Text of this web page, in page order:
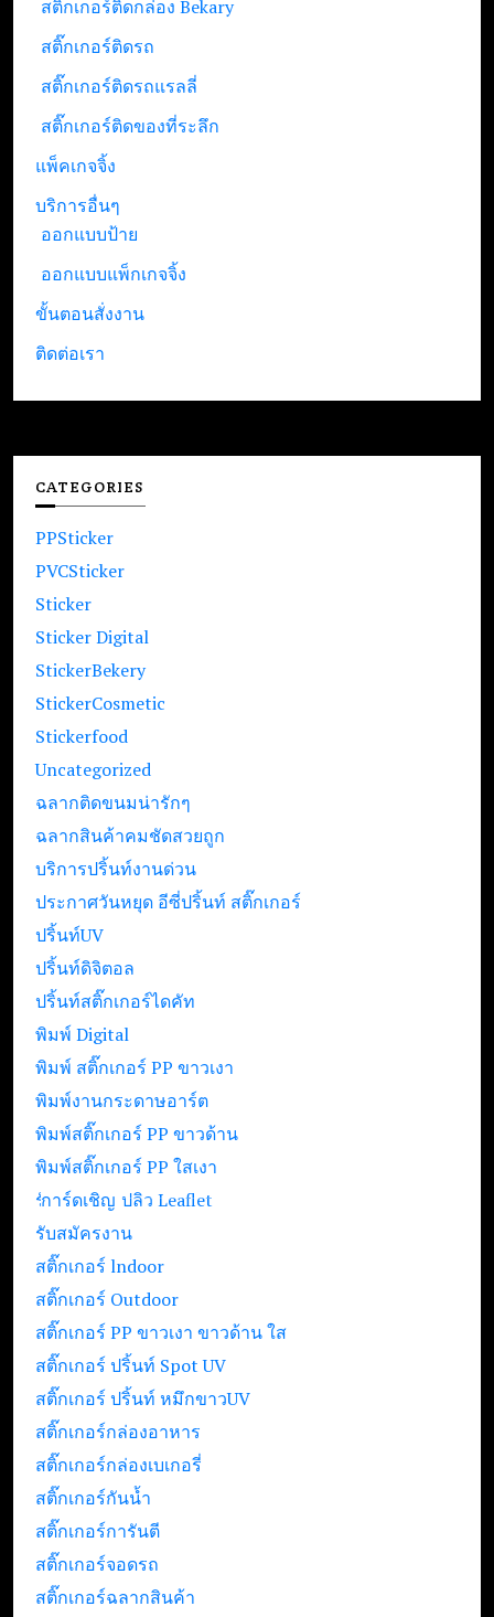
สติ๊กเกอร์ติดกล่อง Bekary
สติ๊กเกอร์ติดรถ
สติ๊กเกอร์ติดรถแรลลี่
สติ๊กเกอร์ติดของที่ระลึก
แพ็คเกจจิ้ง
บริการอื่นๆ
ออกแบบป้าย
ออกแบบแพ็กเกจจิ้ง
ขั้นตอนสั่งงาน
ติดต่อเรา
CATEGORIES
PPSticker
PVCSticker
Sticker
Sticker Digital
StickerBekery
StickerCosmetic
Stickerfood
Uncategorized
ฉลากติดขนมน่ารักๆ
ฉลากสินค้าคมชัดสวยถูก
บริการปริ้นท์งานด่วน
ประกาศวันหยุด อีซี่ปริ้นท์ สติ๊กเกอร์
ปริ้นท์UV
ปริ้นท์ดิจิตอล
ปริ้นท์สติ๊กเกอร์ไดคัท
พิมพ์ Digital
พิมพ์ สติ๊กเกอร์ PP ขาวเงา
พิมพ์งานกระดาษอาร์ต
พิมพ์สติ๊กเกอร์ PP ขาวด้าน
พิมพ์สติ๊กเกอร์ PP ใสเงา
รับปริ้นท์ใบปลิว Leaflet
การ์ดเชิญ
รับสมัครงาน
สติ๊กเกอร์ lndoor
สติ๊กเกอร์ Outdoor
สติ๊กเกอร์ PP ขาวเงา ขาวด้าน ใส
สติ๊กเกอร์ ปริ้นท์ Spot UV
สติ๊กเกอร์ ปริ้นท์ หมึกขาวUV
สติ๊กเกอร์กล่องอาหาร
สติ๊กเกอร์กล่องเบเกอรี่
สติ๊กเกอร์กันน้ำ
สติ๊กเกอร์การันตี
สติ๊กเกอร์จอดรถ
สติ๊กเกอร์ฉลากสินค้า